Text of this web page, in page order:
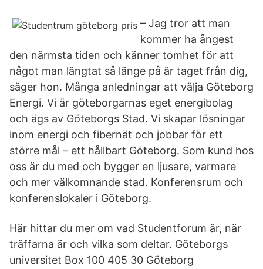
– Jag tror att man
kommer ha ångest
den närmsta tiden och känner tomhet för att
något man längtat så länge på är taget från dig,
säger hon. Många anledningar att välja Göteborg
Energi. Vi är göteborgarnas eget energibolag
och ägs av Göteborgs Stad. Vi skapar lösningar
inom energi och fibernät och jobbar för ett
större mål – ett hållbart Göteborg. Som kund hos
oss är du med och bygger en ljusare, varmare
och mer välkomnande stad. Konferensrum och
konferenslokaler i Göteborg.
Här hittar du mer om vad Studentforum är, när
träffarna är och vilka som deltar. Göteborgs
universitet Box 100 405 30 Göteborg